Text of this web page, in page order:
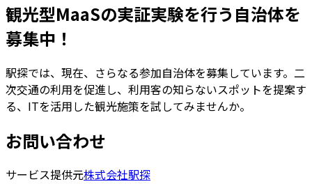
観光型MaaSの実証実験を行う自治体を
募集中！
駅探では、現在、さらなる参加自治体を募集しています。二
次交通の利用を促進し、利用客の知らないスポットを提案す
る、ITを活用した観光施策を試してみませんか。
お問い合わせ
サービス提供元株式会社駅探